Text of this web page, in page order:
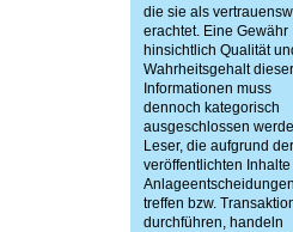
die sie als
erachtet. Eine Gewähr
hinsichtlich Qualität
Wahrheitsgehalt dieser
Informationen muss
dennoch kategorisch
ausgeschlossen
Leser, die aufgrund der
veröffentlichten Inhalte
Anlageentscheidungen
treffen bzw.
durchführen, handeln